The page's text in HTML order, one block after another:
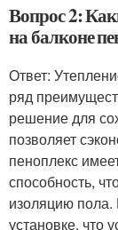
Вопрос 2:
на балконе
Ответ:
ряд
решение для
позволяет
пеноплекс
способность,
изоляцию пола.
установке, что